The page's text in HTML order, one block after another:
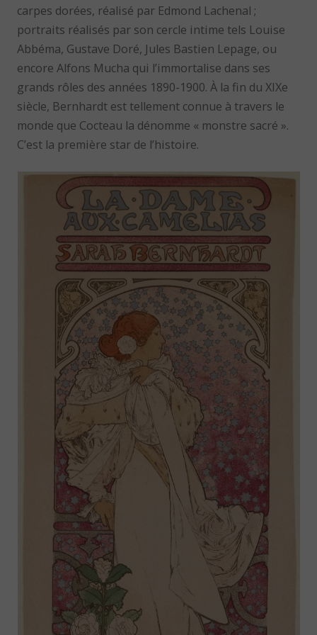
carpes dorées, réalisé par Edmond Lachenal ;
portraits réalisés par son cercle intime tels Louise
Abbéma, Gustave Doré, Jules Bastien Lepage, ou
encore Alfons Mucha qui l’immortalise dans ses
grands rôles des années 1890-1900. À la fin du XIXe
siècle, Bernhardt est tellement connue à travers le
monde que Cocteau la dénomme « monstre sacré ».
C’est la première star de l’histoire.